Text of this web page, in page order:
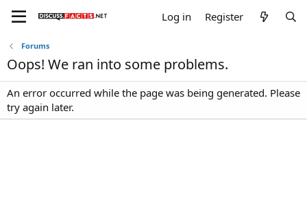
Log in Register
Forums
Oops! We ran into some problems.
An error occurred while the page was being generated. Please
try again later.